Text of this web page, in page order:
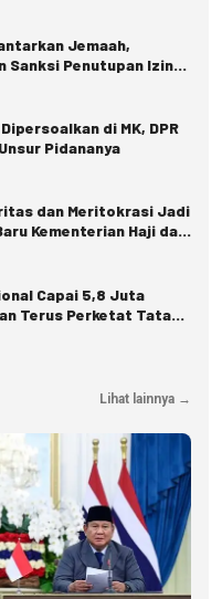
Jemaah,
Sanksi Penutupan Izin
di MK, DPR
Pidananya
dan Meritokrasi Jadi
Kementerian Haji dan
Capai 5,8 Juta
Terus Perketat Tata
Lihat lainnya →